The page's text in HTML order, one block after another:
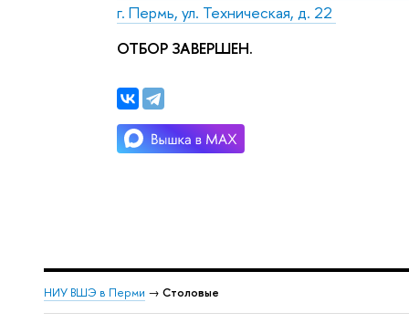
г. Пермь, ул. Техническая, д. 22
ОТБОР ЗАВЕРШЕН.
НИУ ВШЭ в Перми → Столовые